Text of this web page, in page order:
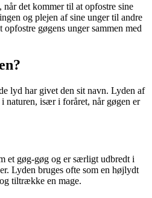
det kommer til at opfostre sine
og plejen af sine unger til andre
gøgens unger sammen med
lyd har givet den sit navn. Lyden af
naturen, især i foråret, når gøgen er
et gøg-gøg og er særligt udbredt i
Lyden bruges ofte som en højlydt
tiltrække en mage.